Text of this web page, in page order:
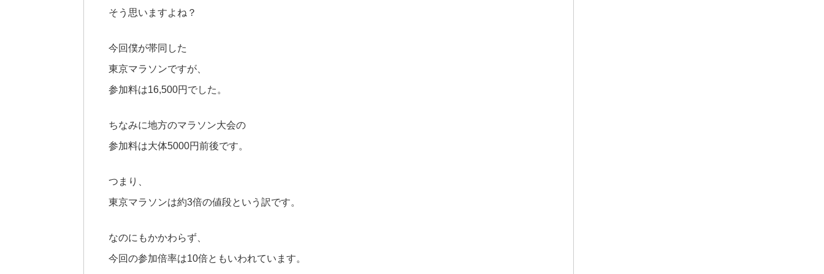
そう思いますよね？
今回僕が帯同した
東京マラソンですが、
参加料は16,500円でした。
ちなみに地方のマラソン大会の
参加料は大体5000円前後です。
つまり、
東京マラソンは約3倍の値段という訳です。
なのにもかかわらず、
今回の参加倍率は10倍ともいわれています。